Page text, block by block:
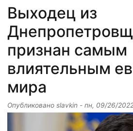
Выходец из
признан самым
влиятельным
мира
Опубликовано slavkin - пн, 09/26/